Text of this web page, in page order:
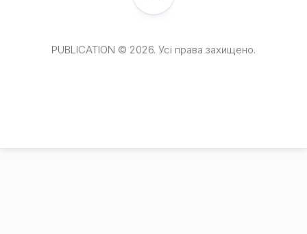
PUBLICATION © 2026. Усі права захищено.